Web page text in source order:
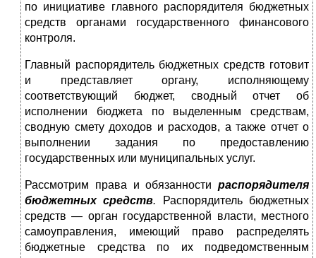
по инициативе главного распорядителя бюджетных
средств органами государственного финансового
контроля.
Главный распорядитель бюджетных средств готовит
и пред­ставляет органу, исполняющему
соответствующий бюджет, сводный отчет об
исполнении бюджета по выделенным средст­вам,
сводную смету доходов и расходов, а также отчет о
выпол­нении задания по предоставлению
государственных или муни­ципальных услуг.
Рассмотрим права и обязанности распорядителя
бюджетных средств.
Распорядитель бюджетных
средств — орган государст­венной власти, местного
самоуправления, имеющий право рас­пределять
бюджетные средства по их подведомственным